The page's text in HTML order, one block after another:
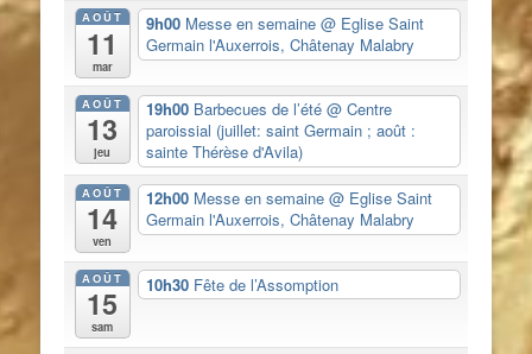
AOÛT
11
mar
9h00 Messe en semaine @ Eglise Saint
Germain l'Auxerrois, Châtenay Malabry
AOÛT
13
jeu
19h00 Barbecues de l’été @ Centre
paroissial (juillet: saint Germain ; août :
sainte Thérèse d'Avila)
AOÛT
14
ven
12h00 Messe en semaine @ Eglise Saint
Germain l'Auxerrois, Châtenay Malabry
AOÛT
15
sam
10h30 Fête de l’Assomption